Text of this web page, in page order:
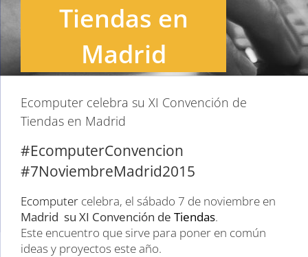
Tiendas en
Madrid
Ecomputer celebra su XI Convención de
Tiendas en Madrid
#EcomputerConvencion
#7NoviembreMadrid2015
Ecomputer celebra, el sábado 7 de noviembre en
Madrid su XI Convención de Tiendas.
Este encuentro que sirve para poner en común
ideas y proyectos este año.